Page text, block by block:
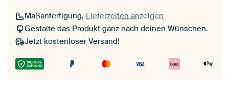
Maßanfertigung, Lieferzeiten anzeigen
Gestalte das Produkt ganz nach deinen Wünschen.
Jetzt kostenloser Versand!